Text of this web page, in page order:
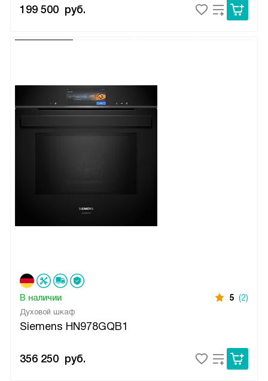
199 500 руб.
Духовой шкаф
Siemens HN978GQB1
В наличии 5 (2)
356 250 руб.